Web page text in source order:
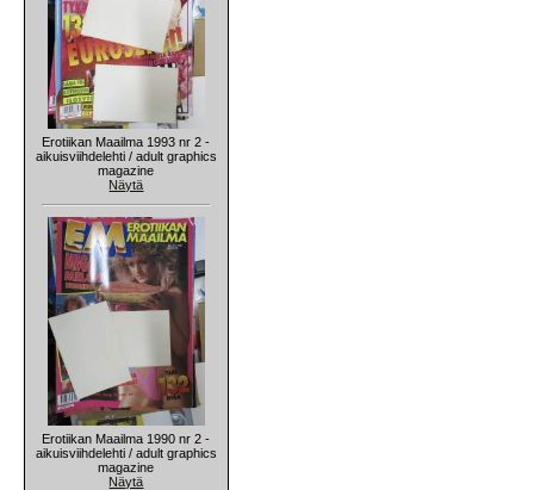
Erotiikan Maailma 1993 nr 2 -
aikuisviihdelehti / adult graphics
magazine
Näytä
Erotiikan Maailma 1990 nr 2 -
aikuisviihdelehti / adult graphics
magazine
Näytä